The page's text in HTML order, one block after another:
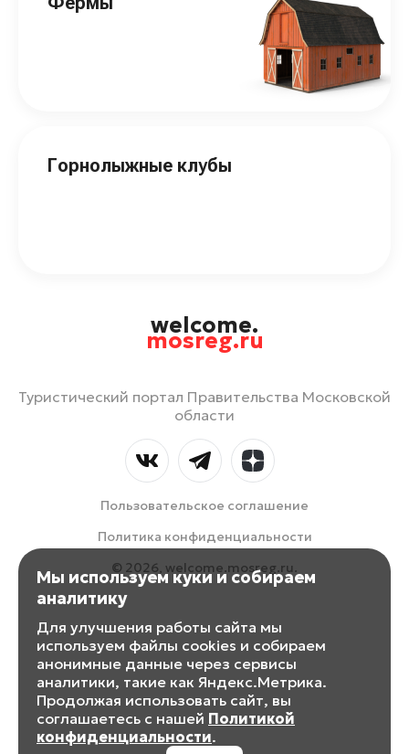
Горнолыжные клубы
welcome.
mosreg.ru
Туристический портал Правительства Московской
области
Пользовательское соглашение
Политика конфиденциальности
© 2026, welcome.mosreg.ru.
Мы используем куки и собираем
аналитику
Для улучшения работы сайта мы
используем файлы cookies и собираем
анонимные данные через сервисы
аналитики, такие как Яндекс.Метрика.
Продолжая использовать сайт, вы
соглашаетесь с нашей Политикой
конфиденциальности.